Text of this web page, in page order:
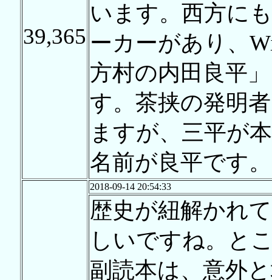
39,365
います。西方に
ーカーがあり、
方村の内田良平
す。茶挟の発明
ますが、三平が
名前が良平です。
2018-09-14 20:54:33
歴史が紐解かれ
しいですね。と
副読本は、意外